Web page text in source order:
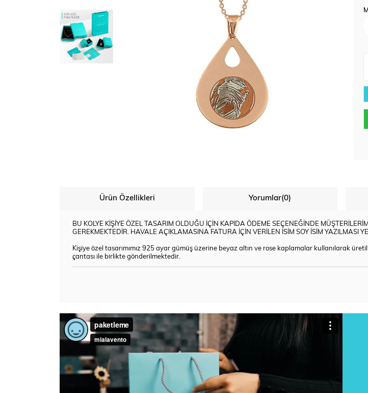
Ürün Özellikleri Yorumlar(0)
BU KOLYE KİŞİYE ÖZEL TASARIM OLDUĞU İÇİN KAPIDA ÖDEME SEÇENEĞİNDE
GEREKMEKTEDİR. HAVALE AÇIKLAMASINA FATURA İÇİN VERİLEN İSİM SOY İSİM YAZILMASI
Kişiye özel tasarımımız 925 ayar gümüş üzerine beyaz altın ve rose kaplamalar kullanılarak
çantası ile birlikte gönderilmektedir.